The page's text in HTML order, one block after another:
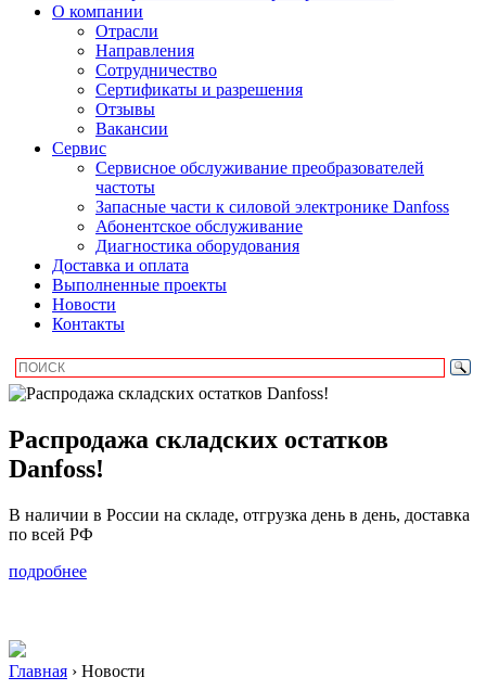
О компании
Отрасли
Направления
Сотрудничество
Сертификаты и разрешения
Отзывы
Вакансии
Сервис
Сервисное обслуживание преобразователей
частоты
Запасные части к силовой электронике Danfoss
Абонентское обслуживание
Диагностика оборудования
Доставка и оплата
Выполненные проекты
Новости
Контакты
Распродажа складских остатков
Danfoss!
В наличии в России на складе, отгрузка день в день, доставка
по всей РФ
подробнее
Главная › Новости